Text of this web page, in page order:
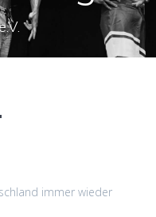
immer wieder